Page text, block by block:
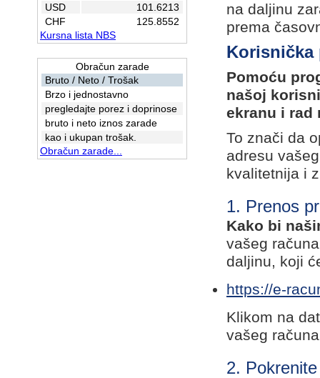
USD
101.6213
CHF
125.8552
Kursna lista NBS
Obračun zarade
Bruto / Neto / Trošak
Brzo i jednostavno
pregledajte porez i doprinose
bruto i neto iznos zarade
kao i ukupan trošak.
Obračun zarade...
na daljinu
prema
Korisnička
Pomoću
našoj
ekranu i rad
To znači da
adresu
kvalitetnija i
1. Prenos
Kako bi
vašeg
daljinu, koji
https://e-
Klikom na
vašeg
2.